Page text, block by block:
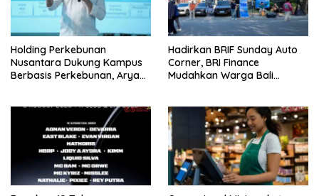
Holding Perkebunan
Nusantara Dukung Kampus
Berbasis Perkebunan, Arya
Pertama Magister ITSI
Hadirkan BRIF Sunday Auto
Corner, BRI Finance
Mudahkan Warga Bali